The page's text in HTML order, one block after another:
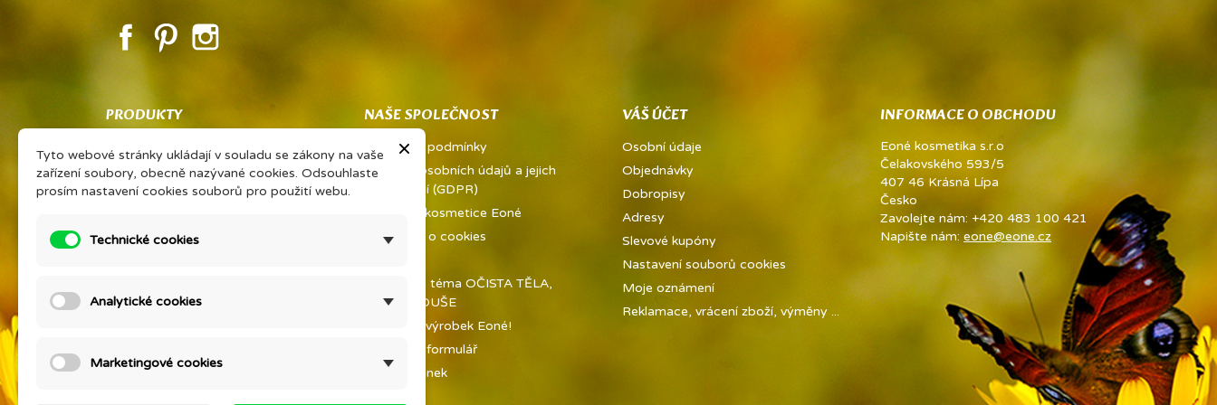
FacebookPinterest
PRODUKTY
Co znamená PSP
Vaše sdílené zkušenosti Vám získají
slevu na oblíbený výrobek
Prohlášení výrobce kosmetiky
Slevy
NAŠE SPOLEČNOST
Obchodní podmínky
Ochrana osobních údajů a jejich
zpracování (GDPR)
O firmě a kosmetice Eoné
Podrobně o cookies
Setkání na téma OČISTA TĚLA,
MYSLI A DUŠE
Otestujte výrobek Eoné!
Kontaktní formulář
Mapa stránek
VÁŠ ÚČET
Osobní údaje
Objednávky
Dobropisy
Adresy
Slevové kupóny
Nastavení souborů cookies
Moje oznámení
Reklamace, vrácení zboží, výměny ...
INFORMACE O OBCHODU
Eoné kosmetika s.r.o
Čelakovského 593/5
407 46 Krásná Lípa
Česko
Zavolejte nám: +420 483 100 421
Napište nám: eone@eone.cz
×
Tyto webové stránky ukládají v souladu se zákony na vaše
zařízení soubory, obecně nazývané cookies. Odsouhlaste
prosím nastavení cookies souborů pro použití webu.
Technické cookies
Analytické cookies
Marketingové cookies